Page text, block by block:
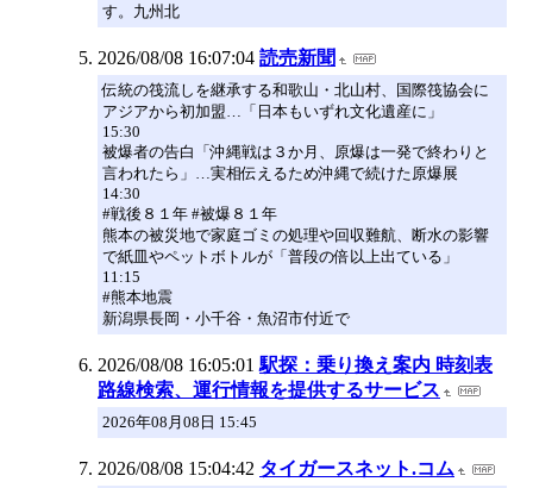
す。九州北
2026/08/08 16:07:04 読売新聞
伝統の筏流しを継承する和歌山・北山村、国際筏協会に
アジアから初加盟…「日本もいずれ文化遺産に」
15:30
被爆者の告白「沖縄戦は３か月、原爆は一発で終わりと
言われたら」…実相伝えるため沖縄で続けた原爆展
14:30
#戦後８１年 #被爆８１年
熊本の被災地で家庭ゴミの処理や回収難航、断水の影響
で紙皿やペットボトルが「普段の倍以上出ている」
11:15
#熊本地震
新潟県長岡・小千谷・魚沼市付近で
2026/08/08 16:05:01 駅探：乗り換え案内 時刻表
路線検索、運行情報を提供するサービス
2026年08月08日 15:45
2026/08/08 15:04:42 タイガースネット.コム